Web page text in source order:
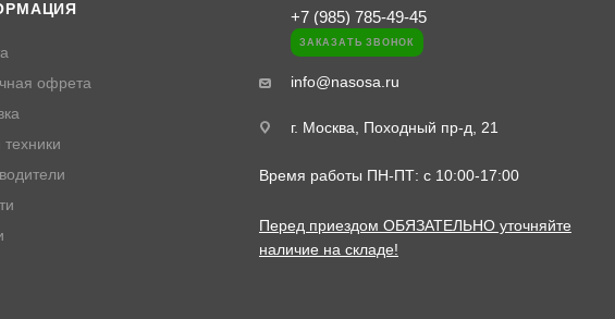
офрета
+7 (985) 785-49-45
ЗАКАЗАТЬ ЗВОНОК
info@nasosa.ru
г. Москва, Походный пр-д, 21
Время работы ПН-ПТ: с 10:00-17:00
Перед приездом ОБЯЗАТЕЛЬНО уточняйте
наличие на складе!